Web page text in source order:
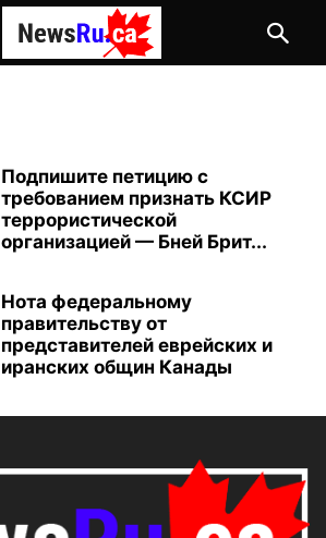
Подпишите петицию с
требованием признать КСИР
террористической
организацией — Бней Брит...
Нота федеральному
правительству от
представителей еврейских и
иранских общин Канады